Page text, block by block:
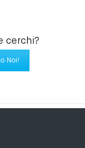
cerchi?
Noi!